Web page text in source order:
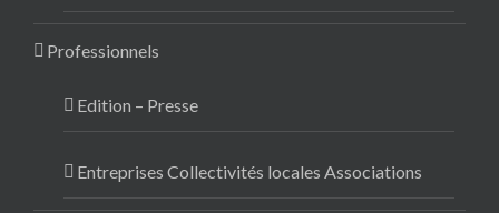
Professionnels
Edition – Presse
Entreprises Collectivités locales Associations